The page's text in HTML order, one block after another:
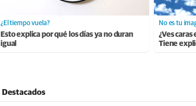
¿El tiempo vuela?
Esto explica por qué los días ya no duran
igual
No es tu
¿Ves caras
Tiene
Destacados